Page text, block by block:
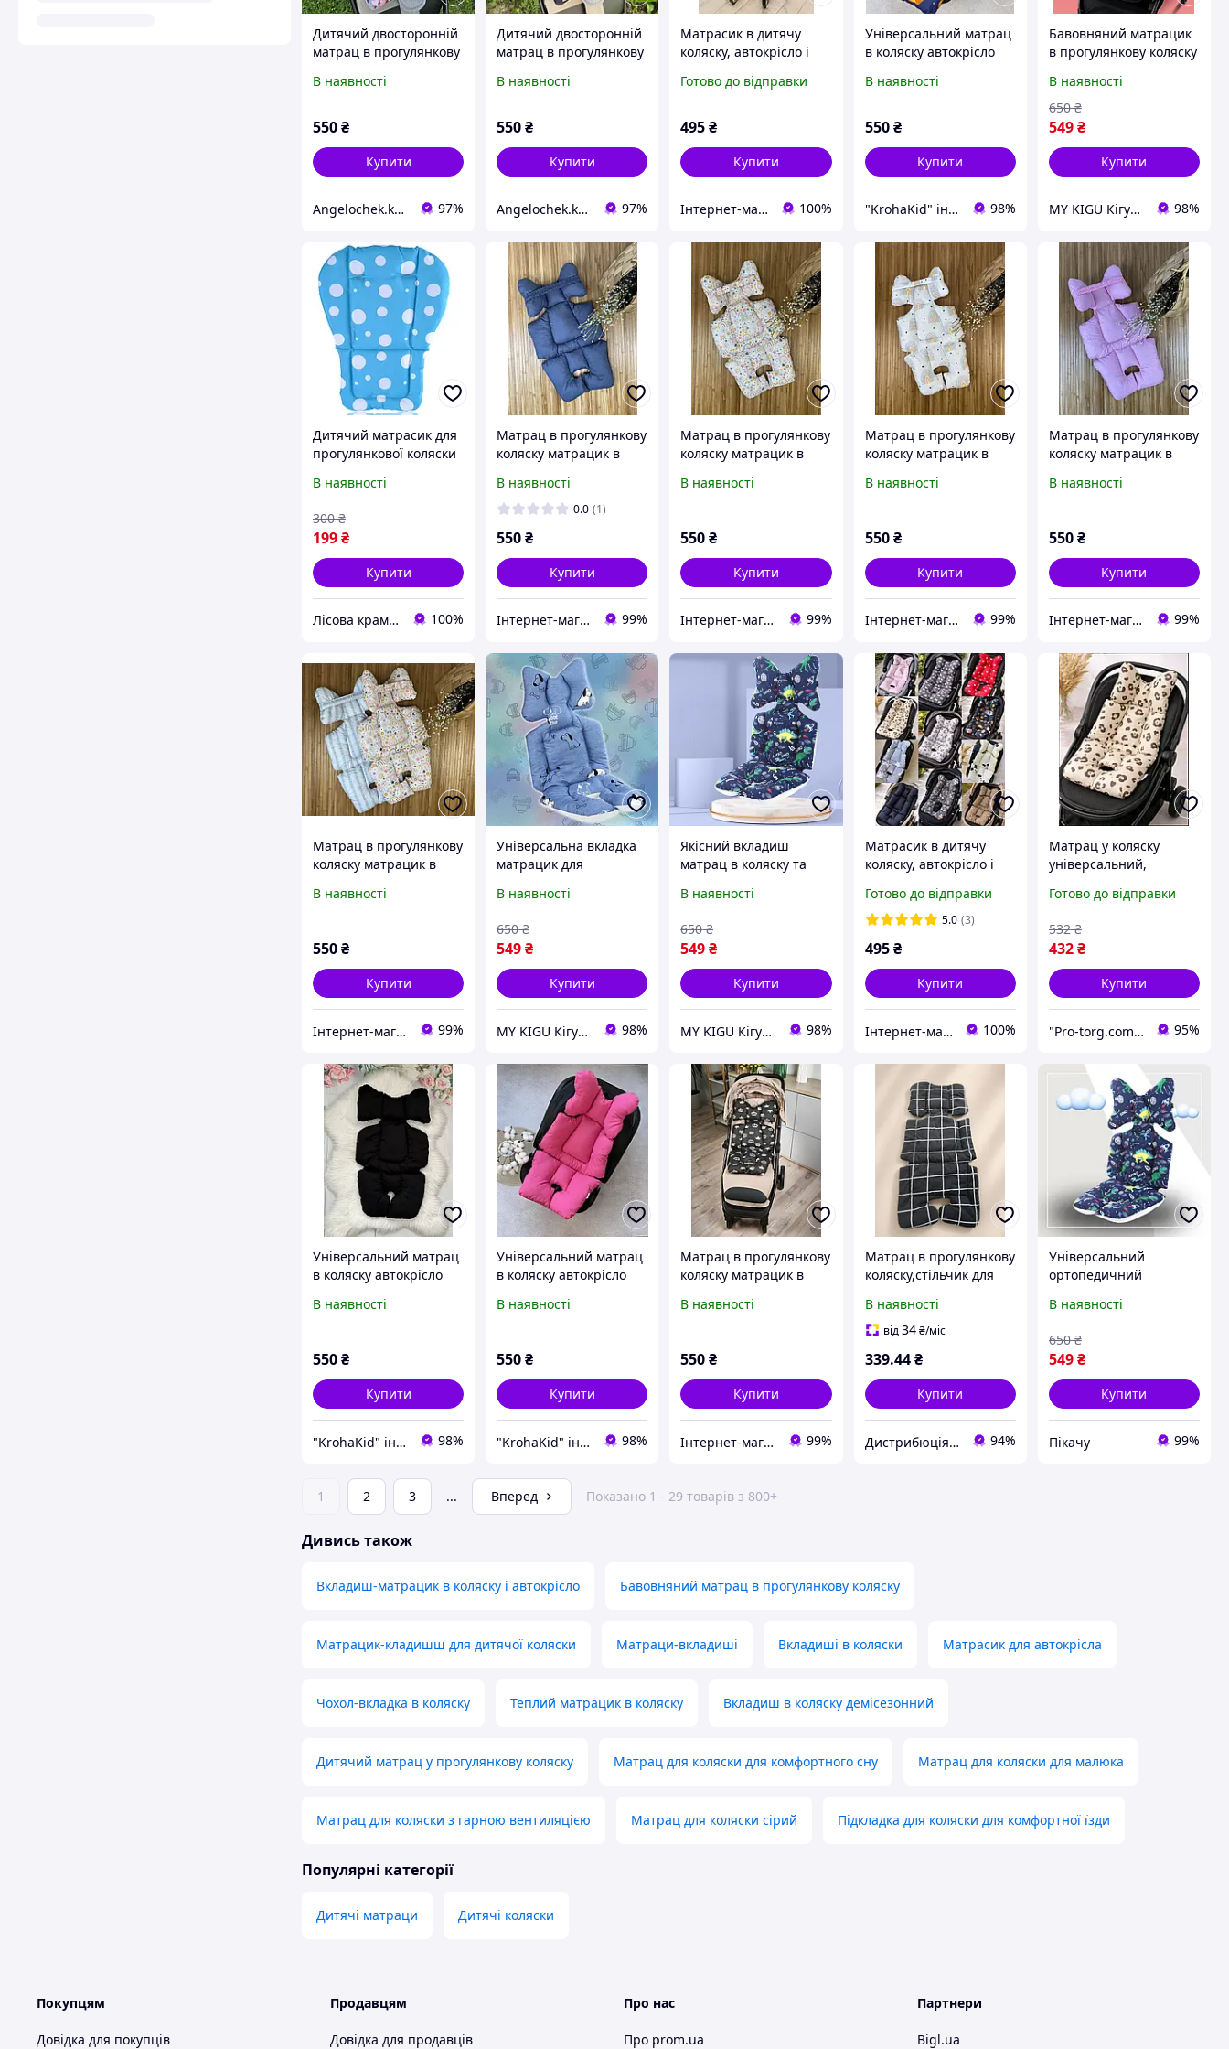
Дитячий двосторонній
матрац в прогулянкову
стільчик для годування
В наявності
550₴
Купити
Angelochek.kh - інтернет-магазин дитячих товарів та настільних ігор 97%
Дитячий двосторонній
матрац в прогулянкову
стільчик для годування
В наявності
550₴
Купити
Angelochek.kh - інтернет-магазин дитячих товарів та настільних ігор 97%
Матрасик в дитячу
коляску, автокрісло і
столика, наповнювач
Готово до відправки
495₴
Купити
Інтернет-магазин Пузік 100%
Універсальний матрац
в коляску автокрісло
матрасик в
В наявності
550 ₴
Купити
"KrohaKid" інтернет-магазин дитячих товарів та іграшок 98%
Бавовняний матрацик
в прогулянкову коляску
(4023)
В наявності
549₴
650 ₴
Купити
MY KIGU Кігурумі для вієї родини! 98%
Дитячий матрасик для
прогулянкової коляски
універсальний матрац-
візок
В наявності
199₴
300 ₴
Купити
Лісова крамничка 100%
Матрац в прогулянкову
коляску матрацик в
годування
В наявності
0.0 (1)
550₴
Купити
Інтернет-магазин дитячих товарів "Gorod Detstva" 99%
Матрац в прогулянкову
коляску матрацик в
годування
В наявності
550₴
Купити
Інтернет-магазин дитячих товарів "Gorod Detstva" 99%
Матрац в прогулянкову
коляску матрацик в
годування
В наявності
550 ₴
Купити
Інтернет-магазин дитячих товарів "Gorod Detstva" 99%
Матрац в прогулянкову
коляску матрацик в
годування
В наявності
550₴
Купити
Інтернет-магазин дитячих товарів "Gorod Detstva" 99%
Матрац в прогулянкову
коляску матрацик в
годування
В наявності
550₴
Купити
Інтернет-магазин дитячих товарів "Gorod Detstva" 99%
Універсальна вкладка
матрацик для
прогулянкового візочка
В наявності
549₴
650 ₴
Купити
MY KIGU Кігурумі для вієї родини! 98%
Якісний вкладиш
матрац в коляску та
(4113)
В наявності
549₴
650 ₴
Купити
MY KIGU Кігурумі для вієї родини! 98%
Матрасик в дитячу
коляску, автокрісло і
столика, наповнювач
холлофайбер
Готово до відправки
5.0 (3)
495 ₴
Купити
Інтернет-магазин Пузік 100%
Матрац у коляску
універсальний,
для годування
Готово до відправки
432₴
532 ₴
Купити
"Pro-torg.com.ua" - інтернет-магазин дитячих товарів та іграшок 95%
Універсальний матрац
в коляску автокрісло
матрасик в
В наявності
550₴
Купити
"KrohaKid" інтернет-магазин дитячих товарів та іграшок 98%
Універсальний матрац
в коляску автокрісло
матрасик в
В наявності
550₴
Купити
"KrohaKid" інтернет-магазин дитячих товарів та іграшок 98%
Матрац в прогулянкову
коляску матрацик в
годування
В наявності
550₴
Купити
Інтернет-магазин дитячих товарів "Gorod Detstva" 99%
Матрац в прогулянкову
коляску,стільчик для
В наявності
від34 ₴/міс
339.44 ₴
Купити
Дистрибюція та виробництво BROKGROUP 94%
Універсальний
ортопедичний
коляску автокрісло і в
(4113)
В наявності
549₴
650 ₴
Купити
Пікачу 99%
1 2 3 ... Вперед Показано 1 - 29 товарів з 800+
Дивись також
Вкладиш-матрацик в коляску і автокрісло Бавовняний матрац в прогулянкову коляску
Матрацик-кладишш для дитячої коляски Матраци-вкладиші Вкладиші в коляски Матрасик для автокрісла
Чохол-вкладка в коляску Теплий матрацик в коляску Вкладиш в коляску демісезонний
Дитячий матрац у прогулянкову коляску Матрац для коляски для комфортного сну Матрац для коляски для малюка
Матрац для коляски з гарною вентиляцією Матрац для коляски сірий Підкладка для коляски для комфортної їзди
Популярні категорії
Дитячі матраци Дитячі коляски
Покупцям
Довідка для покупців
Продавцям
Довідка для продавців
Про нас
Про prom.ua
Партнери
Bigl.ua